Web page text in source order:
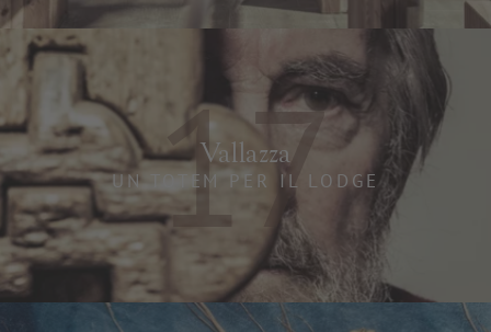
17
Vallazza
UN TOTEM PER IL LODGE